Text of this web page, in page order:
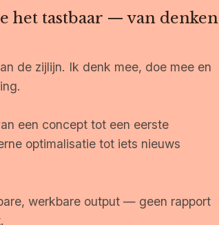
het tastbaar — van denken
de zijlijn. Ik denk mee, doe mee en
een concept tot een eerste
optimalisatie tot iets nieuws
werkbare output — geen rapport